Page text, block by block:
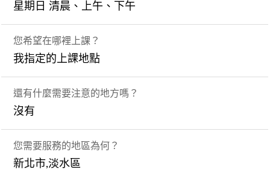
星期日 清晨、上午、下午
您希望在哪裡上課？
我指定的上課地點
還有什麼需要注意的地方嗎？
沒有
您需要服務的地區為何？
新北市,淡水區